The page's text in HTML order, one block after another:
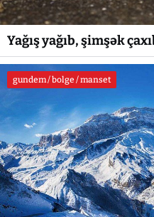
Yağış yağıb, şimşək
gundem / bolge / manset